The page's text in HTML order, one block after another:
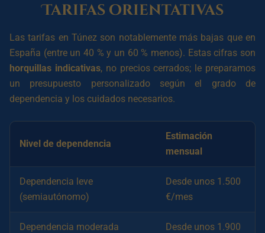
Tarifas orientativas
Las tarifas en Túnez son notablemente más bajas que en
España (entre un 40 % y un 60 % menos). Estas cifras son
horquillas indicativas, no precios cerrados; le preparamos
un presupuesto personalizado según el grado de
dependencia y los cuidados necesarios.
Nivel de dependencia
Estimación
mensual
Dependencia leve
(semiautónomo)
Desde unos 1.500
€/mes
Dependencia moderada
Desde unos 1.900